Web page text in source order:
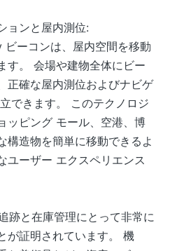
ョンと屋内測位:
ーコンは、屋内空間を移動
す。 会場や建物全体にビー
正確な屋内測位およびナビゲ
できます。 このテクノロジ
ッピング モール、空港、博
構造物を簡単に移動できるよ
ユーザー エクスペリエンス
跡と在庫管理にとって非常に
が証明されています。 機